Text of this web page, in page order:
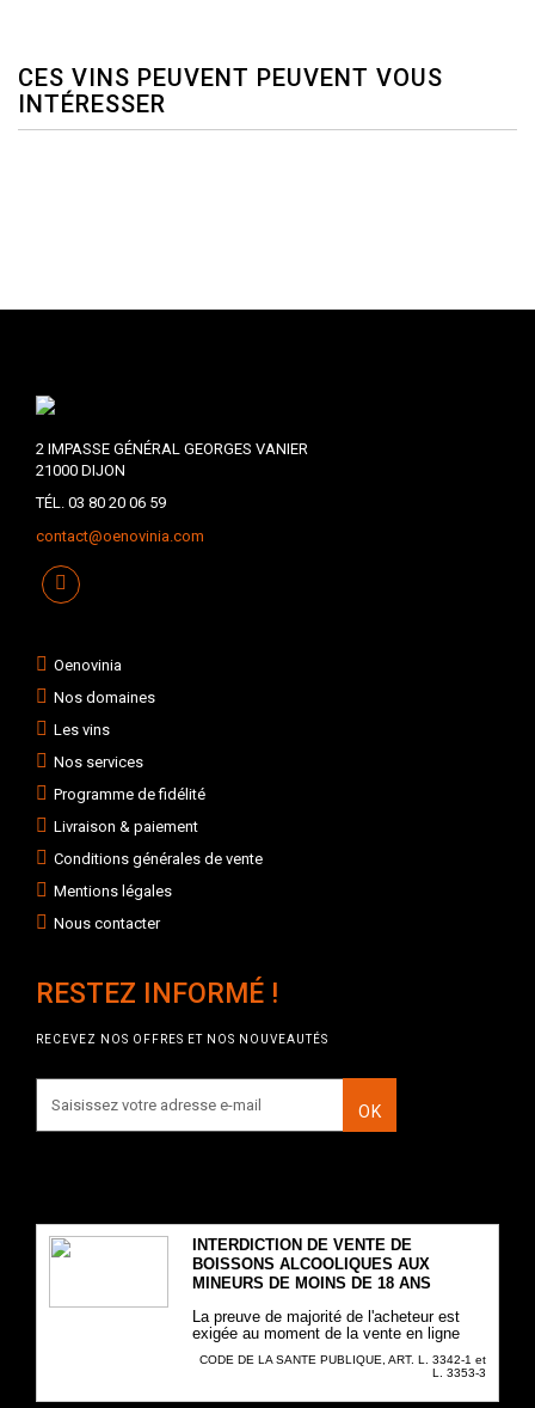
CES VINS PEUVENT PEUVENT VOUS
INTÉRESSER
2 IMPASSE GÉNÉRAL GEORGES VANIER
21000 DIJON
TÉL. 03 80 20 06 59
contact@oenovinia.com
Oenovinia
Nos domaines
Les vins
Nos services
Programme de fidélité
Livraison & paiement
Conditions générales de vente
Mentions légales
Nous contacter
RESTEZ INFORMÉ !
RECEVEZ NOS OFFRES ET NOS NOUVEAUTÉS
OK
INTERDICTION DE VENTE DE
BOISSONS ALCOOLIQUES AUX
MINEURS DE MOINS DE 18 ANS
La preuve de majorité de l'acheteur est
exigée au moment de la vente en ligne
CODE DE LA SANTE PUBLIQUE, ART. L. 3342-1 et
L. 3353-3